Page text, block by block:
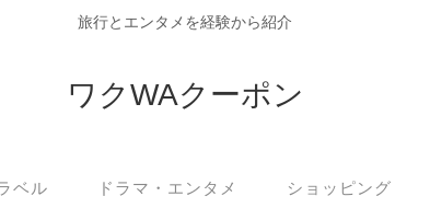
旅行とエンタメを経験から紹介
ワクWAクーポン
ベル ドラマ・エンタメ ショッピング